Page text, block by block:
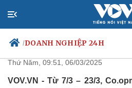
/DOANH NGHIỆP 24H
Co.opmart và
trái cây nhập khẩu
Thứ Năm, 09:51, 06/03/2025
VOV.VN - Từ 7/3 – 23/3,